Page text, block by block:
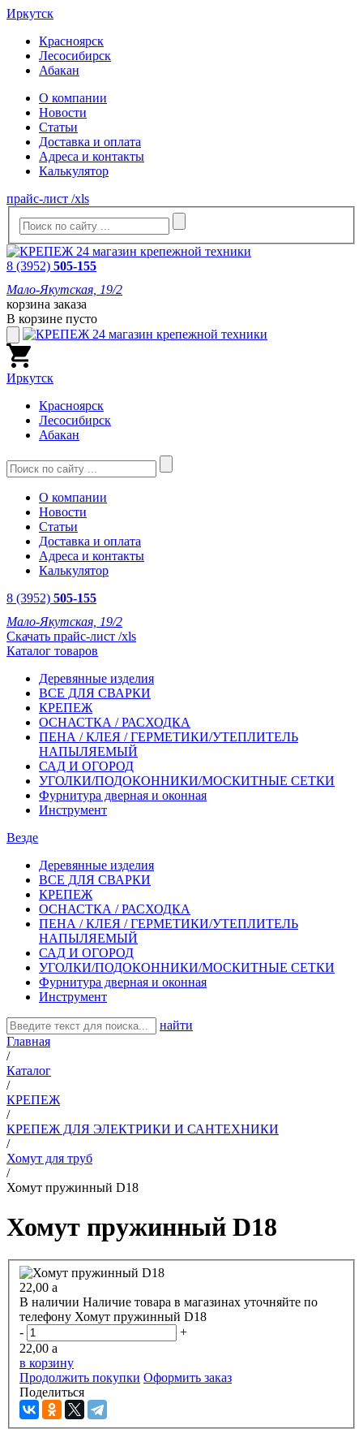
Иркутск
Красноярск
Лесосибирск
Абакан
О компании
Новости
Статьи
Доставка и оплата
Адреса и контакты
Калькулятор
прайс-лист /xls
8 (3952) 505-155
Мало-Якутская, 19/2
корзина заказа
В корзине пусто
Иркутск
Красноярск
Лесосибирск
Абакан
О компании
Новости
Статьи
Доставка и оплата
Адреса и контакты
Калькулятор
8 (3952) 505-155
Мало-Якутская, 19/2
Скачать прайс-лист /xls
Каталог товаров
Деревянные изделия
ВСЕ ДЛЯ СВАРКИ
КРЕПЕЖ
ОСНАСТКА / РАСХОДКА
ПЕНА / КЛЕЯ / ГЕРМЕТИКИ/УТЕПЛИТЕЛЬ
НАПЫЛЯЕМЫЙ
САД И ОГОРОД
УГОЛКИ/ПОДОКОННИКИ/МОСКИТНЫЕ СЕТКИ
Фурнитура дверная и оконная
Инструмент
Везде
Деревянные изделия
ВСЕ ДЛЯ СВАРКИ
КРЕПЕЖ
ОСНАСТКА / РАСХОДКА
ПЕНА / КЛЕЯ / ГЕРМЕТИКИ/УТЕПЛИТЕЛЬ
НАПЫЛЯЕМЫЙ
САД И ОГОРОД
УГОЛКИ/ПОДОКОННИКИ/МОСКИТНЫЕ СЕТКИ
Фурнитура дверная и оконная
Инструмент
найти
Главная
/
Каталог
/
КРЕПЕЖ
/
КРЕПЕЖ ДЛЯ ЭЛЕКТРИКИ И САНТЕХНИКИ
/
Хомут для труб
/
Хомут пружинный D18
Хомут пружинный D18
22,00 a
В наличии Наличие товара в магазинах уточняйте по
телефону Хомут пружинный D18
-
+
22,00 a
в корзину
Продолжить покупки Оформить заказ
Поделиться